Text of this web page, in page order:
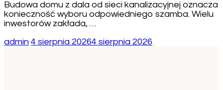
Budowa domu z dala od sieci kanalizacyjnej oznacza
konieczność wyboru odpowiedniego szamba. Wielu
inwestorów zakłada, …
admin 4 sierpnia 20264 sierpnia 2026